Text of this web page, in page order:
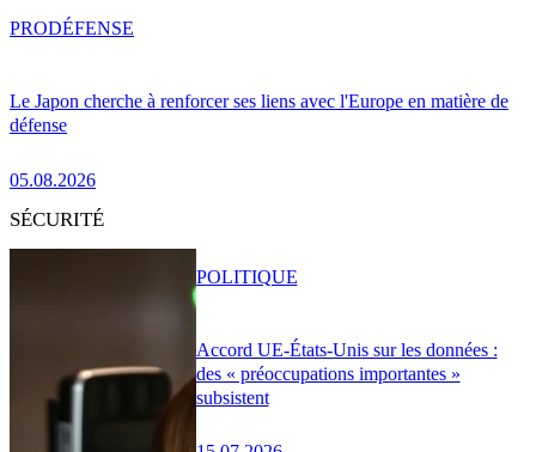
Le Japon cherche à renforcer ses liens avec l'Europe en matière de
défense
05.08.2026
PRODÉFENSE
SÉCURITÉ
Accord UE-États-Unis sur les données :
des « préoccupations importantes »
subsistent
POLITIQUE